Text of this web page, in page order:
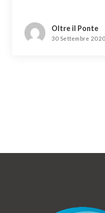
Oltre il Ponte
30 Settembre 2020